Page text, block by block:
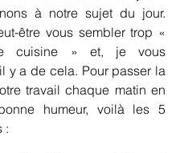
à notre sujet du jour.
être vous sembler trop «
cuisine » et, je vous
y a de cela. Pour passer la
travail chaque matin en
humeur, voilà les 5
: